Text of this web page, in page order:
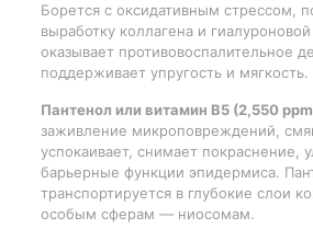
Борется с оксидативным стрессом,
выработку коллагена и гиалуроновой
оказывает противовоспалительное
поддерживает упругость и мягкость.
Пантенол или витамин B5 (2,550
заживление микроповреждений,
успокаивает, снимает покраснение,
барьерные функции эпидермиса.
транспортируется в глубокие слои
особым сферам — ниосомам.